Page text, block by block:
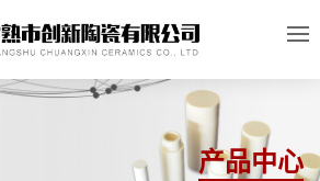
产品中心